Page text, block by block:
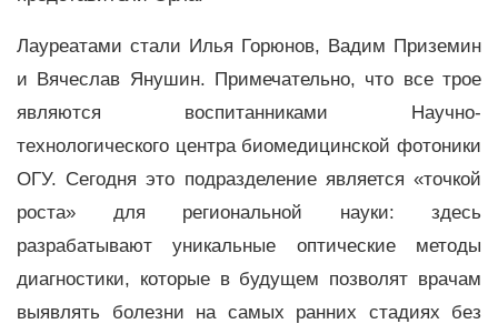
Лауреатами стали Илья Горюнов, Вадим Приземин
и Вячеслав Янушин. Примечательно, что все трое
являются воспитанниками Научно-
технологического центра биомедицинской фотоники
ОГУ. Сегодня это подразделение является «точкой
роста» для региональной науки: здесь
разрабатывают уникальные оптические методы
диагностики, которые в будущем позволят врачам
выявлять болезни на самых ранних стадиях без